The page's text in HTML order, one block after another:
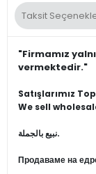
Taksit
"Firmamız
vermektedir."
Satışlarımız
We sell
نبيع بالجملة.
Продаваме на